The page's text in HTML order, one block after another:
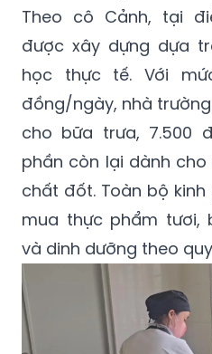
Theo cô Cảnh, tại
được xây dựng dựa
học thực tế. Với
đồng/ngày, nhà
cho bữa trưa, 7.500
phần còn lại dành
chất đốt. Toàn bộ
mua thực phẩm tươi,
và dinh dưỡng theo